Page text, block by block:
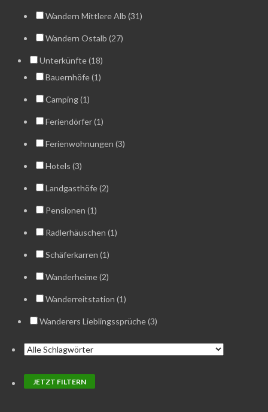
Wandern Mittlere Alb (31)
Wandern Ostalb (27)
Unterkünfte (18)
Bauernhöfe (1)
Camping (1)
Feriendörfer (1)
Ferienwohnungen (3)
Hotels (3)
Landgasthöfe (2)
Pensionen (1)
Radlerhäuschen (1)
Schäferkarren (1)
Wanderheime (2)
Wanderreitstation (1)
Wanderers Lieblingssprüche (3)